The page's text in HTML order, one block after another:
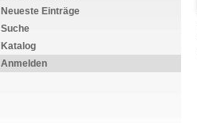
Neueste Einträge
Suche
Katalog
Anmelden